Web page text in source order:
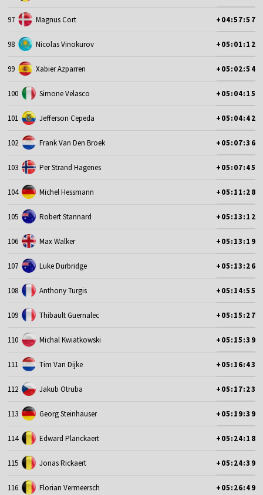
97 Magnus Cort +04:57:57
98 Nicolas Vinokurov +05:01:12
99 Xabier Azparren +05:02:54
100 Simone Velasco +05:04:15
101 Jefferson Cepeda +05:04:42
102 Frank Van Den Broek +05:07:36
103 Per Strand Hagenes +05:07:45
104 Michel Hessmann +05:11:28
105 Robert Stannard +05:13:12
106 Max Walker +05:13:19
107 Luke Durbridge +05:13:26
108 Anthony Turgis +05:14:55
109 Thibault Guernalec +05:15:27
110 Michal Kwiatkowski +05:15:39
111 Tim Van Dijke +05:16:43
112 Jakub Otruba +05:17:23
113 Georg Steinhauser +05:19:39
114 Edward Planckaert +05:24:18
115 Jonas Rickaert +05:24:39
116 Florian Vermeersch +05:26:49